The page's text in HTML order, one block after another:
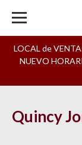
LOCAL de
NUEVO
Quincy